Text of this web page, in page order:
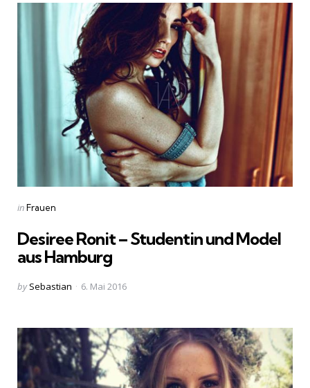
Categories
Posted
inFrauen
Desiree Ronit – Studentin und Model
aus Hamburg
Posted
by Sebastian 6. Mai 2016